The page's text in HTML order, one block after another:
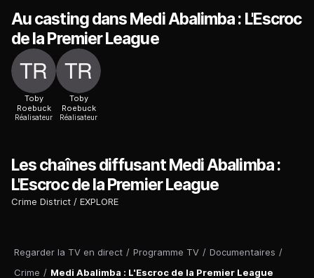
Regarder la TV en direct / Programme TV / Documentaires /
Crime / Medi Abalimba : L'Escroc de la Premier League
Au casting dans Medi Abalimba : L'Escroc
de la Premier League
Toby
Roebuck
Réalisateur
Toby
Roebuck
Réalisateur
Les chaînes diffusant Medi Abalimba :
L'Escroc de la Premier League
Crime District EXPLORE